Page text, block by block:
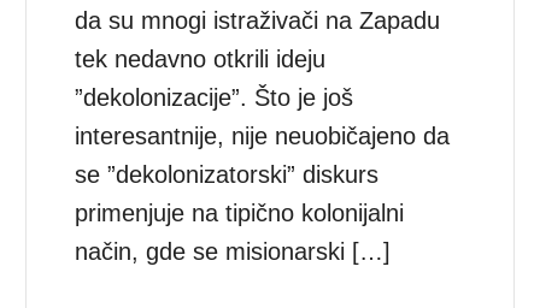
da su mnogi istraživači na Zapadu
tek nedavno otkrili ideju
”dekolonizacije”. Što je još
interesantnije, nije neuobičajeno da
se ”dekolonizatorski” diskurs
primenjuje na tipično kolonijalni
način, gde se misionarski […]